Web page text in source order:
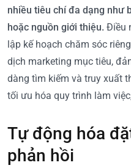
nhiều tiêu chí đa dạng như
hoặc nguồn giới thiệu. Điều
lập kế hoạch chăm sóc
dịch marketing mục tiêu,
dàng tìm kiếm và truy xuất
tối ưu hóa quy trình làm
Tự động hóa
phản hồi